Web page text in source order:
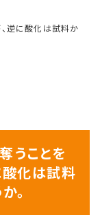
逆に酸化は試料か
うことを
酸化は試料
。